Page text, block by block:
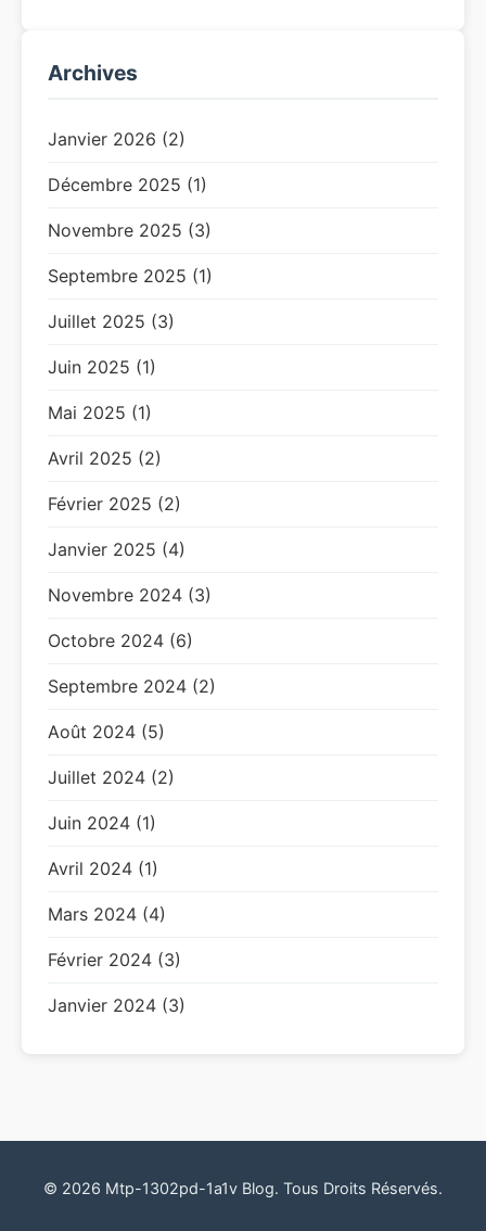
Archives
Janvier 2026 (2)
Décembre 2025 (1)
Novembre 2025 (3)
Septembre 2025 (1)
Juillet 2025 (3)
Juin 2025 (1)
Mai 2025 (1)
Avril 2025 (2)
Février 2025 (2)
Janvier 2025 (4)
Novembre 2024 (3)
Octobre 2024 (6)
Septembre 2024 (2)
Août 2024 (5)
Juillet 2024 (2)
Juin 2024 (1)
Avril 2024 (1)
Mars 2024 (4)
Février 2024 (3)
Janvier 2024 (3)
© 2026 Mtp-1302pd-1a1v Blog. Tous Droits Réservés.